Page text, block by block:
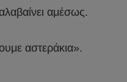
αμέσως.
αστεράκια».